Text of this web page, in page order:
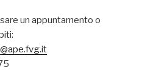
un appuntamento o